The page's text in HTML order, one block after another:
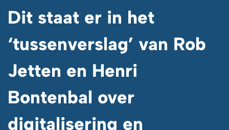
Dit staat er in het
‘tussenverslag’ van Rob
Jetten en Henri
Bontenbal over
digitalisering en